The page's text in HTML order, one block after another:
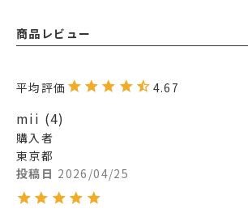
商品レビュー
4.67
mii 4
購入者
東京都
投稿日 2026/04/25